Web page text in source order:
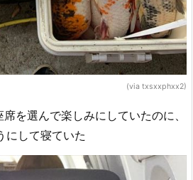
(via txsxxphxx2)
を選んで楽しみにしていたのに、
にして寝ていた